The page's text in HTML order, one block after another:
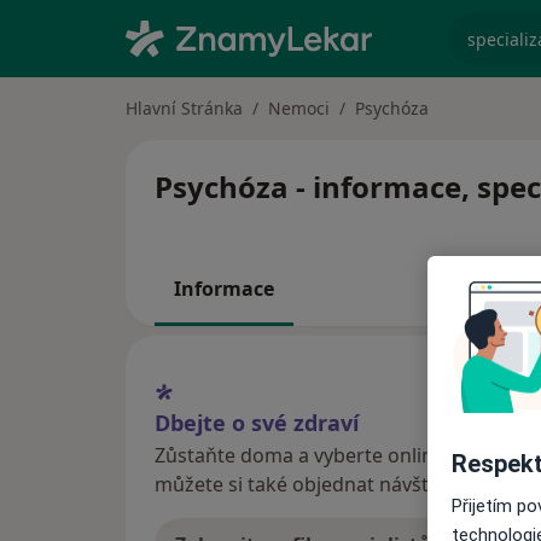
Hlavní Stránka Nemoci Psychóza
Psychóza - informace,
Informace
Dbejte o své zdraví
Zůstaňte doma a vyberte online
můžete si také objednat návštěvu v
Přijetím